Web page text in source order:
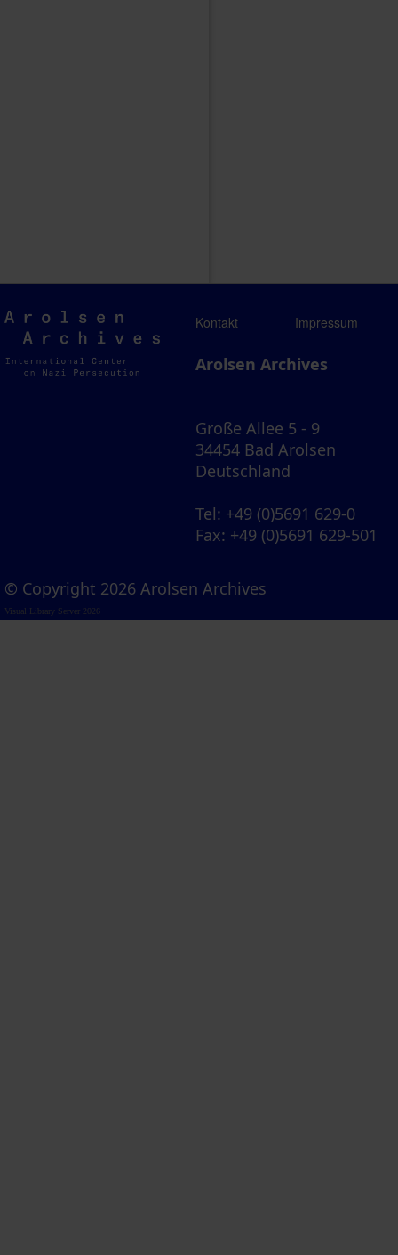
Arolsen
Archives
Kontakt Impressum
Arolsen Archives
Große Allee 5 - 9
34454 Bad Arolsen
Deutschland
Tel: +49 (0)5691 629-0
Fax: +49 (0)5691 629-501
© Copyright 2026 Arolsen Archives
Visual Library Server 2026